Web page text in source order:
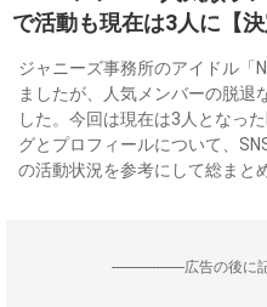
で活動も現在は3人に【決
ジャニーズ事務所のアイドル「
ましたが、人気メンバーの脱退
した。今回は現在は3人となっ
グとプロフィールについて、
の活動状況を参考にして総まと
--------------------広告の後に